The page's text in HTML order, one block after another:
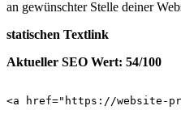
an gewünschter Stelle deiner
statischen Textlink
Aktueller SEO Wert: 54/100
<a href="https://website-